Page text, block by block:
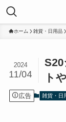
ホーム 雑貨・日用品
ト
2024
11/04
広告 雑貨・日